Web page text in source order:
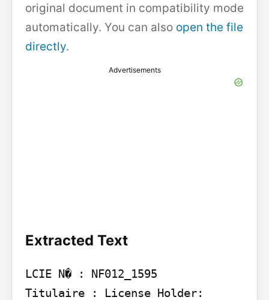
original document in compatibility mode
automatically. You can also open the file
directly.
Advertisements
Extracted Text
LCIE N� : NF012_1595
Titulaire : License Holder: